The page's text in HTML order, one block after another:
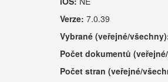
Verze: 7.0.39
Vybrané (veřejné/
Počet dokumentů
Počet stran (veřejné/